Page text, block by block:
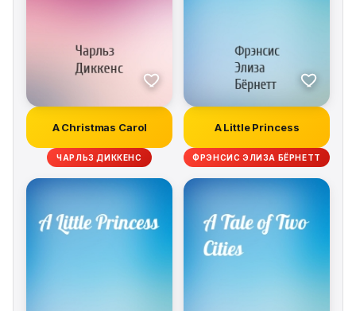
A Christmas Carol
ЧАРЛЬЗ ДИККЕНС
A Little Princess
ФРЭНСИС ЭЛИЗА БЁРНЕТТ